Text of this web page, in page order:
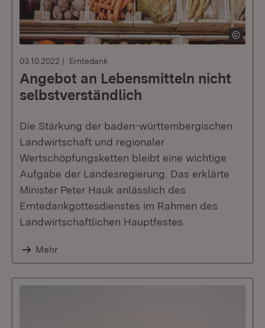
03.10.2022 Erntedank
Angebot an Lebensmitteln nicht
selbstverständlich
Die Stärkung der baden-württembergischen
Landwirtschaft und regionaler
Wertschöpfungsketten bleibt eine wichtige
Aufgabe der Landesregierung. Das erklärte
Minister Peter Hauk anlässlich des
Erntedankgottesdienstes im Rahmen des
Landwirtschaftlichen Hauptfestes.
Mehr